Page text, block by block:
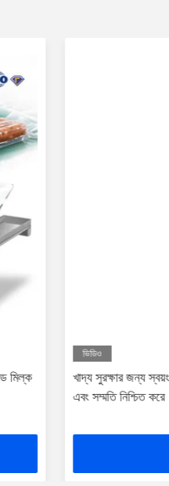
মিল্ক
ভিডিও
খাদ্য সুরক্ষার জন্য
এবং সম্মতি নিশ্চিত করে